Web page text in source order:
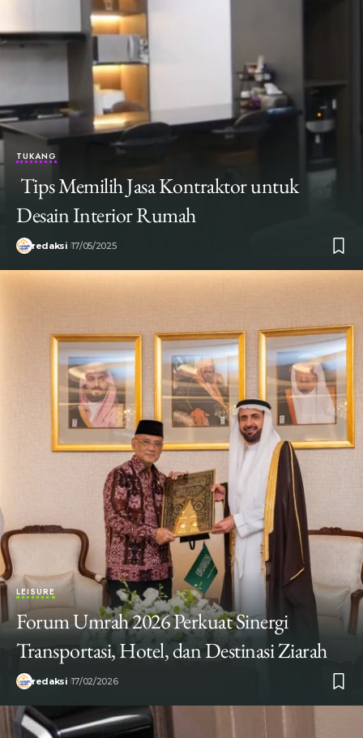
TUKANG
Tips Memilih Jasa Kontraktor untuk
Desain Interior Rumah
redaksi 17/05/2025
LEISURE
Forum Umrah 2026 Perkuat Sinergi
Transportasi, Hotel, dan Destinasi Ziarah
redaksi 17/02/2026